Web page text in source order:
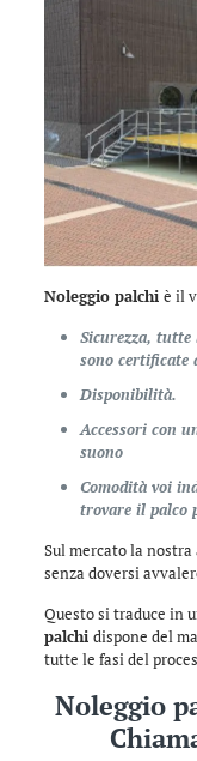
Noleggio palchi è il
Sicurezza,
sono certificate
Disponibilità.
Accessori con
suono
Comodità voi
trovare il palco
Sul mercato la
senza doversi
Questo si traduce in
palchi dispone del
tutte le fasi del
Noleggio